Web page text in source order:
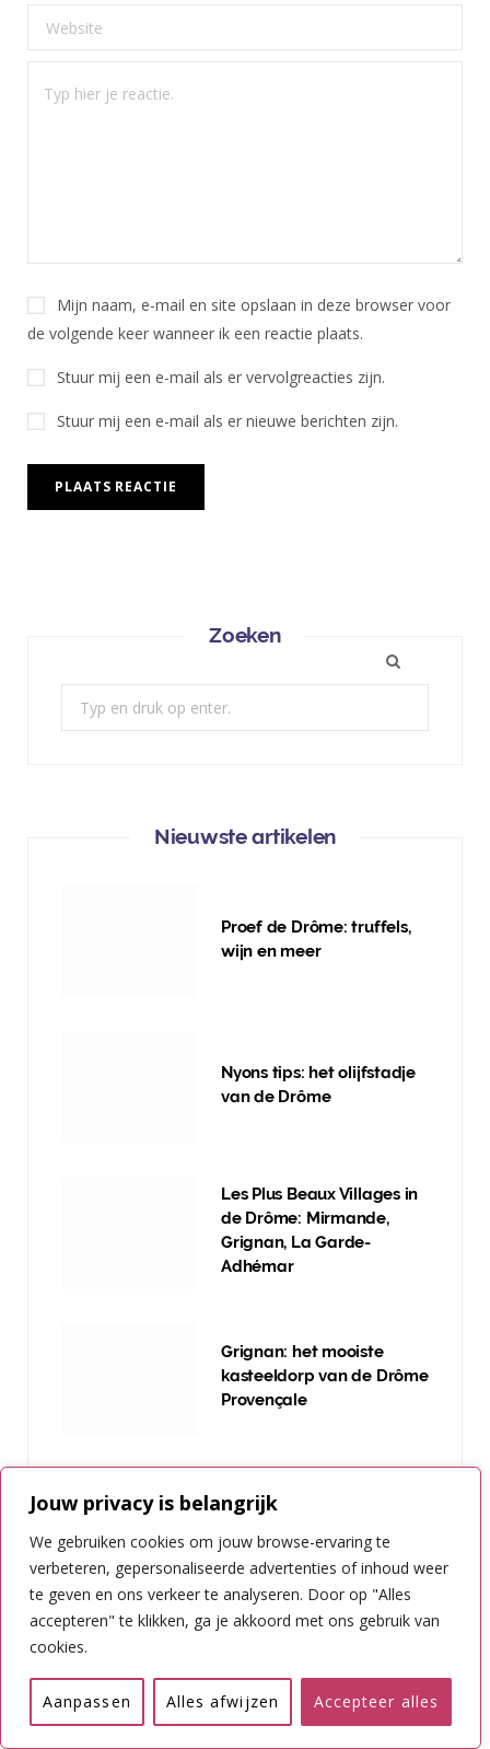
Jouw privacy is belangrijk
We gebruiken cookies om jouw browse-ervaring te
verbeteren, gepersonaliseerde advertenties of inhoud weer
te geven en ons verkeer te analyseren. Door op "Alles
accepteren" te klikken, ga je akkoord met ons gebruik van
cookies.
Aanpassen Alles afwijzen Accepteer alles
Mijn naam, e-mail en site opslaan in deze browser voor
de volgende keer wanneer ik een reactie plaats.
Stuur mij een e-mail als er vervolgreacties zijn.
Stuur mij een e-mail als er nieuwe berichten zijn.
Zoeken
Nieuwste artikelen
Proef de Drôme: truffels,
wijn en meer
Nyons tips: het olijfstadje
van de Drôme
Les Plus Beaux Villages in
de Drôme: Mirmande,
Grignan, La Garde-
Adhémar
Grignan: het mooiste
kasteeldorp van de Drôme
Provençale
Nieuwsbrief ontvangen?